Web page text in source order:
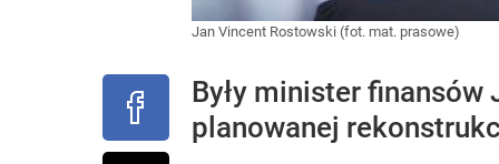
Jan Vincent Rostowski (fot. mat. prasowe)
Były minister finansów
planowanej